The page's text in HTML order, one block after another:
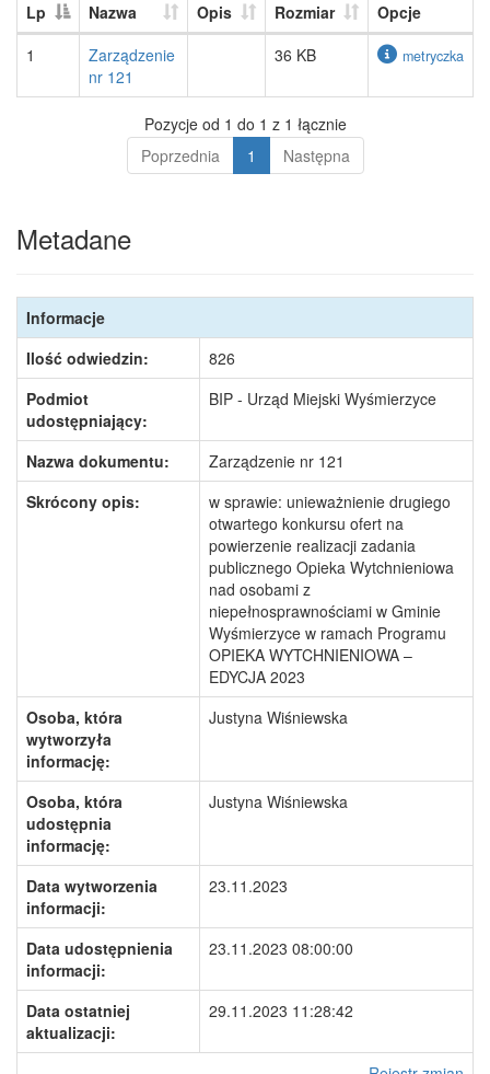
Lp Nazwa Opis Rozmiar
Opcje
1
Zarządzenie
nr 121
36 KB metryczka
Pozycje od 1 do 1 z 1 łącznie
Poprzednia
1 Następna
Metadane
Informacje
Ilość odwiedzin:
826
Podmiot
udostępniający:
BIP - Urząd Miejski Wyśmierzyce
Nazwa dokumentu:
Zarządzenie nr 121
Skrócony opis:
w sprawie: unieważnienie drugiego
otwartego konkursu ofert na
powierzenie realizacji zadania
publicznego Opieka Wytchnieniowa
nad osobami z
niepełnosprawnościami w Gminie
Wyśmierzyce w ramach Programu
OPIEKA WYTCHNIENIOWA –
EDYCJA 2023
Osoba, która
wytworzyła
informację:
Justyna Wiśniewska
Osoba, która
udostępnia
informację:
Justyna Wiśniewska
Data wytworzenia
informacji:
23.11.2023
Data udostępnienia
informacji:
23.11.2023 08:00:00
Data ostatniej
aktualizacji:
29.11.2023 11:28:42